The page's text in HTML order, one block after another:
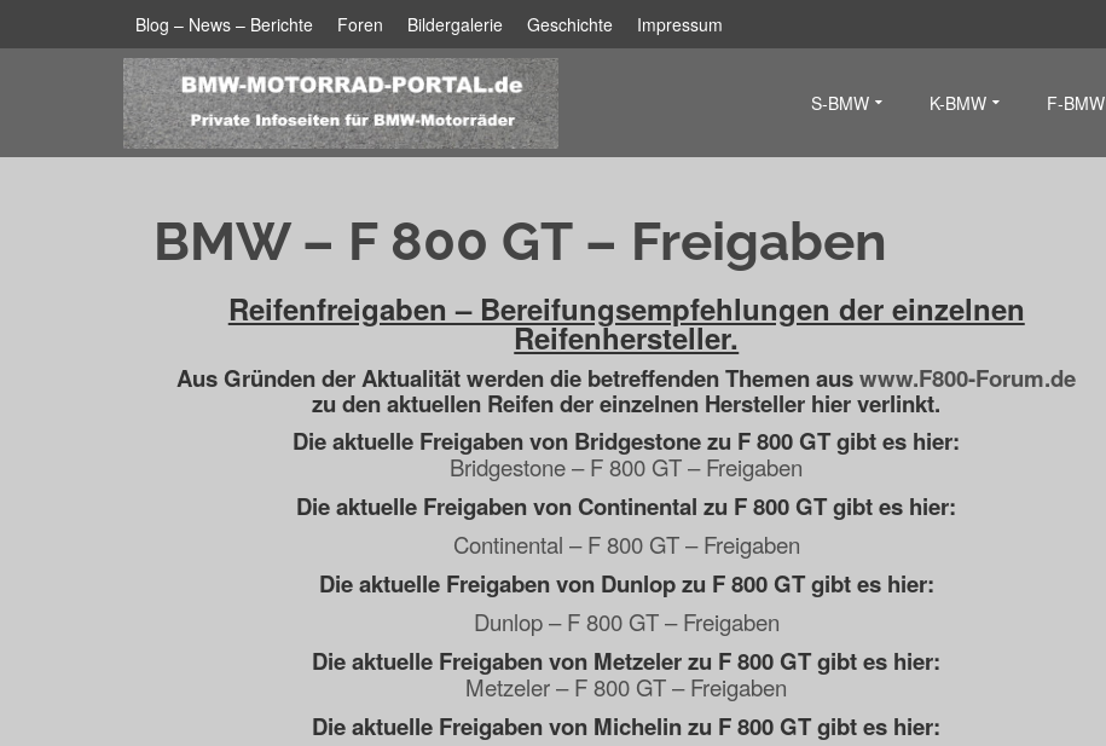
Blog – News – Berichte Foren Bildergalerie Geschichte Impressum
S-BMW K-BMW F-BMW
BMW – F 800 GT – Freigaben
Reifenfreigaben – Bereifungsempfehlungen der einzelnen
Reifenhersteller.
Aus Gründen der Aktualität werden die betreffenden Themen auswww.F800-Forum.de
zu den aktuellen Reifen der einzelnen Hersteller hier verlinkt.
Die aktuelle Freigaben von Bridgestone zu F 800 GT gibt es hier:
Bridgestone – F 800 GT – Freigaben
Die aktuelle Freigaben von Continental zu F 800 GT gibt es hier:
Continental – F 800 GT – Freigaben
Die aktuelle Freigaben von Dunlop zu F 800 GT gibt es hier:
Dunlop – F 800 GT – Freigaben
Die aktuelle Freigaben von Metzeler zu F 800 GT gibt es hier:
Metzeler – F 800 GT – Freigaben
Die aktuelle Freigaben von Michelin zu F 800 GT gibt es hier: